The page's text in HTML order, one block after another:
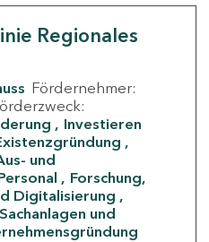
Regionales
Fördernehmer:
Investieren
und
Forschung,
Digitalisierung
und